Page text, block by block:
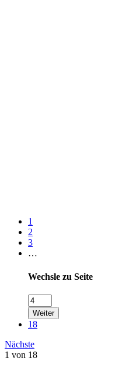
1
2
3
…
Wechsle zu Seite
Weiter
18
Nächste
1 von 18